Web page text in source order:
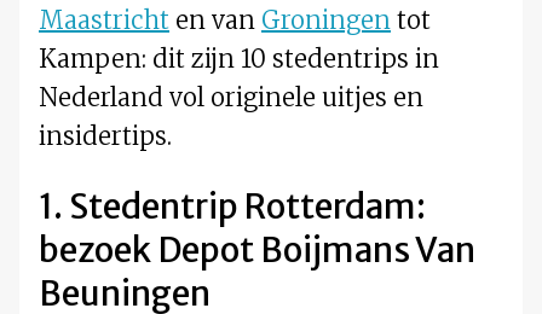
Maastricht en van Groningen tot
Kampen: dit zijn 10 stedentrips in
Nederland vol originele uitjes en
insidertips.
1. Stedentrip Rotterdam:
bezoek Depot Boijmans Van
Beuningen